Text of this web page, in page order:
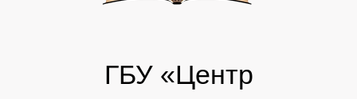
ГБУ «Центр